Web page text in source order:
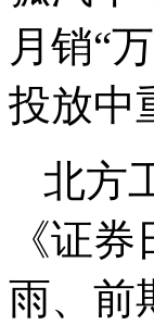
月销“
投放中
北方
《证
雨、前